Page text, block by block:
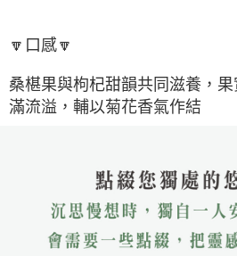
🔽口感🔽
桑椹果與枸杞甜韻共同滋養，
滿流溢，輔以菊花香氣作結